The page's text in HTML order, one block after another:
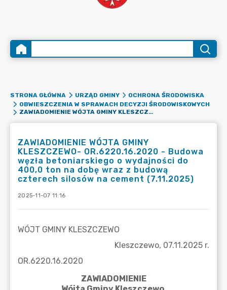
STRONA GŁÓWNA URZĄD GMINY
OCHRONA ŚRODOWISKA
OBWIESZCZENIA W SPRAWACH DECYZJI ŚRODOWISKOWYCH
ZAWIADOMIENIE WÓJTA GMINY KLESZCZEWO- OR.6220.16.2020 - BUDOWA WĘZŁA BETONIARSKIEGO O WYDAJNOŚCI DO 400,0 TON NA DOBĘ WRAZ Z BUDOWĄ CZTERECH SILOSÓW NA CEMENT (7.11.2025)
ZAWIADOMIENIE WÓJTA GMINY
KLESZCZEWO- OR.6220.16.2020 - Budowa
węzła betoniarskiego o wydajności do
400,0 ton na dobę wraz z budową
czterech silosów na cement (7.11.2025)
2025-11-07 11:16